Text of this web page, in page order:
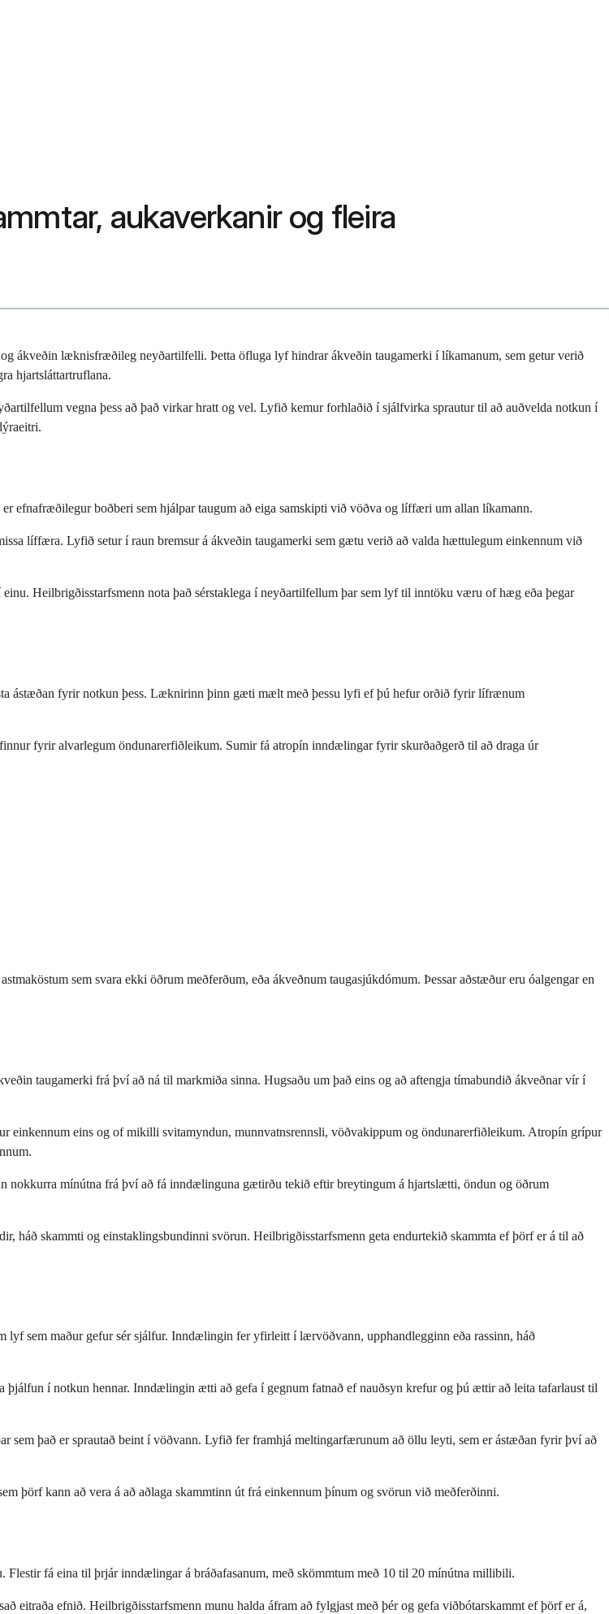
aukaverkanir og fleira
ákveðin læknisfræðileg neyðartilfelli. Þetta öfluga lyf hindrar ákveðin taugamerki í líkamanum, sem getur verið
hjartsláttartruflana.
vegna þess að það virkar hratt og vel. Lyfið kemur forhlaðið í sjálfvirka sprautur til að auðvelda notkun í
efnafræðilegur boðberi sem hjálpar taugum að eiga samskipti við vöðva og líffæri um allan líkamann.
líffæra. Lyfið setur í raun bremsur á ákveðin taugamerki sem gætu verið að valda hættulegum einkennum við
Heilbrigðisstarfsmenn nota það sérstaklega í neyðartilfellum þar sem lyf til inntöku væru of hæg eða þegar
ástæðan fyrir notkun þess. Læknirinn þinn gæti mælt með þessu lyfi ef þú hefur orðið fyrir lífrænum
fyrir alvarlegum öndunarerfiðleikum. Sumir fá atropín inndælingar fyrir skurðaðgerð til að draga úr
sem svara ekki öðrum meðferðum, eða ákveðnum taugasjúkdómum. Þessar aðstæður eru óalgengar en
taugamerki frá því að ná til markmiða sinna. Hugsaðu um það eins og að aftengja tímabundið ákveðnar vír í
einkennum eins og of mikilli svitamyndun, munnvatnsrennsli, vöðvakippum og öndunarerfiðleikum. Atropín grípur
nokkurra mínútna frá því að fá inndælinguna gætirðu tekið eftir breytingum á hjartslætti, öndun og öðrum
skammti og einstaklingsbundinni svörun. Heilbrigðisstarfsmenn geta endurtekið skammta ef þörf er á til að
sem maður gefur sér sjálfur. Inndælingin fer yfirleitt í lærvöðvann, upphandlegginn eða rassinn, háð
í notkun hennar. Inndælingin ætti að gefa í gegnum fatnað ef nauðsyn krefur og þú ættir að leita tafarlaust til
það er sprautað beint í vöðvann. Lyfið fer framhjá meltingarfærunum að öllu leyti, sem er ástæðan fyrir því að
þörf kann að vera á að aðlaga skammtinn út frá einkennum þínum og svörun við meðferðinni.
fá eina til þrjár inndælingar á bráðafasanum, með skömmtum með 10 til 20 mínútna millibili.
eitraða efnið. Heilbrigðisstarfsmenn munu halda áfram að fylgjast með þér og gefa viðbótarskammt ef þörf er á,